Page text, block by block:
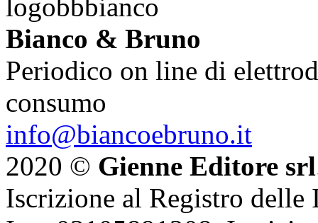
Bianco & Bruno
Periodico on line di
consumo
info@biancoebruno.it
2020 © Gienne Editore srl
Iscrizione al Registro delle